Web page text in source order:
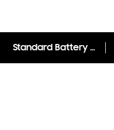
Standard Battery (Galaxy XCover 4)